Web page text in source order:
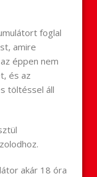
foglal
amire
éppen nem
és az
töltéssel áll
akár 18 óra